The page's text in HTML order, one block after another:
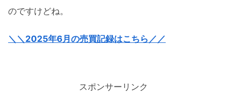
のですけどね。
＼＼2025年6月の売買記録はこちら／／
スポンサーリンク